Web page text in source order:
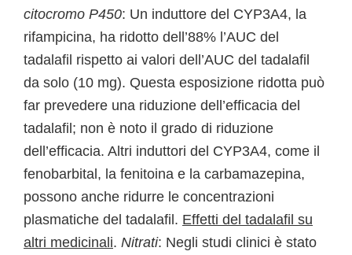
citocromo P450: Un induttore del CYP3A4, la
rifampicina, ha ridotto dell’88% l’AUC del
tadalafil rispetto ai valori dell’AUC del tadalafil
da solo (10 mg). Questa esposizione ridotta può
far prevedere una riduzione dell’efficacia del
tadalafil; non è noto il grado di riduzione
dell’efficacia. Altri induttori del CYP3A4, come il
fenobarbital, la fenitoina e la carbamazepina,
possono anche ridurre le concentrazioni
plasmatiche del tadalafil. Effetti del tadalafil su
altri medicinali. Nitrati: Negli studi clinici è stato